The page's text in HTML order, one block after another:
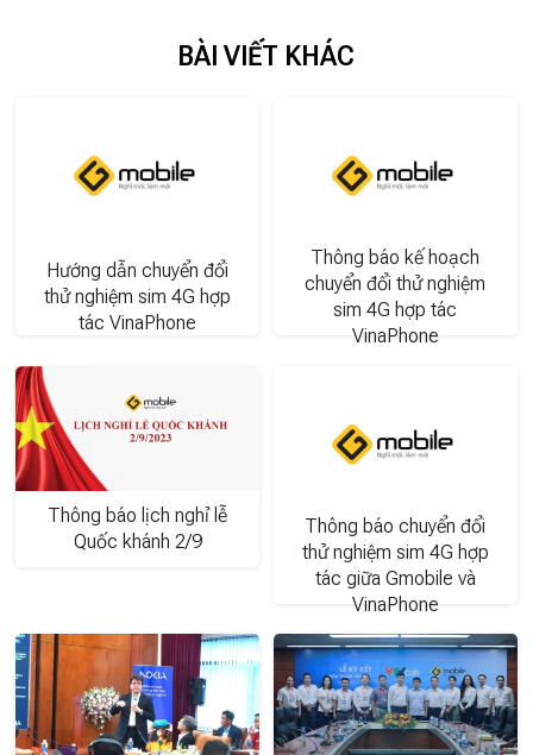
BÀI VIẾT KHÁC
Hướng dẫn chuyển đổi
thử nghiệm sim 4G hợp
tác VinaPhone
Thông báo kế hoạch
chuyển đổi thử nghiệm
sim 4G hợp tác
VinaPhone
Thông báo lịch nghỉ lễ
Quốc khánh 2/9
Thông báo chuyển đổi
thử nghiệm sim 4G hợp
tác giữa Gmobile và
VinaPhone